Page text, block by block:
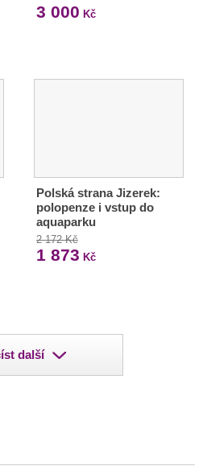
3 000 Kč
Polská strana Jizerek:
polopenze i vstup do
aquaparku
2 172 Kč
1 873 Kč
další